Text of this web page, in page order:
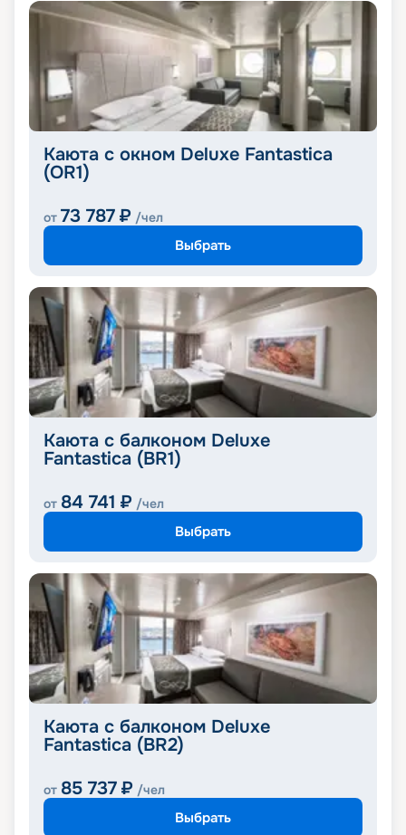
Каюта с окном Deluxe Fantastica
(OR1)
от 73 787 ₽ /чел
Выбрать
Каюта с балконом Deluxe
Fantastica (BR1)
от 84 741 ₽ /чел
Выбрать
Каюта с балконом Deluxe
Fantastica (BR2)
от 85 737 ₽ /чел
Выбрать